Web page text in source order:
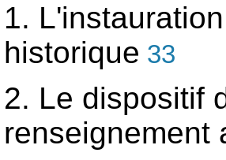
1.
historique 33
2. Le dispositif
renseignement